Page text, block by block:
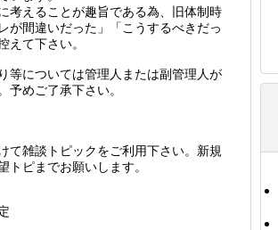
考えることが趣旨である為、旧体制時
が間違いだった」「こうするべきだっ
えて下さい。
等については管理人または副管理人が
予めご了承下さい。
て雑談トピックをご利用下さい。新規
トピまでお願いします。